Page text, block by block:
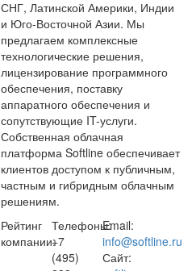
СНГ, Латинской Америки, Индии
и Юго-Восточной Азии. Мы
предлагаем комплексные
технологические решения,
лицензирование программного
обеспечения, поставку
аппаратного обеспечения и
сопутствующие IT-услуги.
Собственная облачная
платформа Softline обеспечивает
клиентов доступом к публичным,
частным и гибридным облачным
решениям.
Рейтинг
компании:
Телефоны:
+7
(495)
Email:
info@softline.ru
Сайт: